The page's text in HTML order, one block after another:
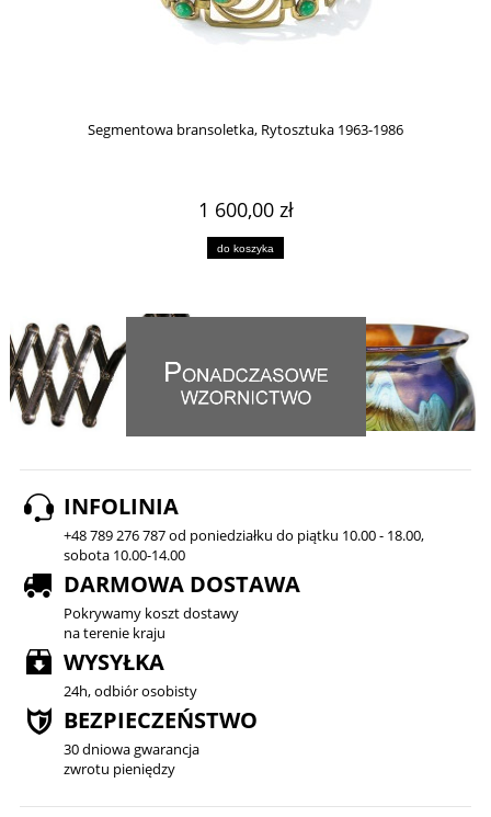
Segmentowa bransoletka, Rytosztuka 1963-1986
1 600,00 zł
do koszyka
INFOLINIA
+48 789 276 787 od poniedziałku do piątku 10.00 - 18.00,
sobota 10.00-14.00
DARMOWA DOSTAWA
Pokrywamy koszt dostawy
na terenie kraju
WYSYŁKA
24h, odbiór osobisty
BEZPIECZEŃSTWO
30 dniowa gwarancja
zwrotu pieniędzy